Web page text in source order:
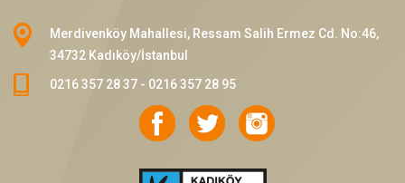
Merdivenköy Mahallesi, Ressam Salih Ermez Cd. No:46,
34732 Kadıköy/İstanbul
0216 357 28 37 - 0216 357 28 95